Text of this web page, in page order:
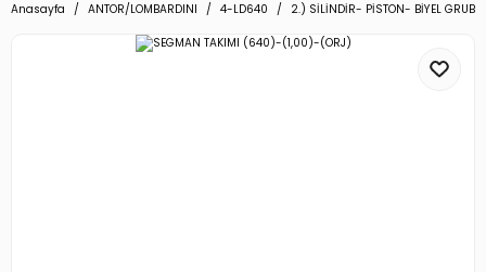
Anasayfa ANTOR/LOMBARDINI 4-LD640 2.) SİLİNDİR- PİSTON- BİYEL GRUBU